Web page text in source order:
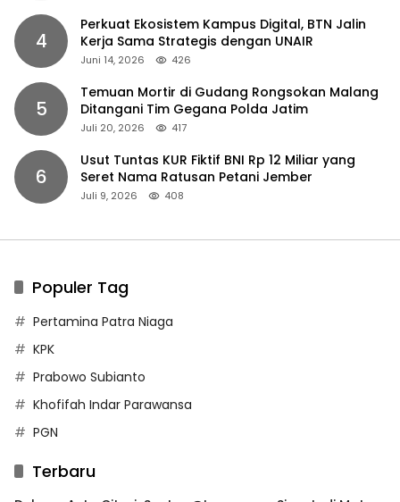
4
Perkuat Ekosistem Kampus Digital, BTN Jalin
Kerja Sama Strategis dengan UNAIR
Juni 14, 2026 426
5
Temuan Mortir di Gudang Rongsokan Malang
Ditangani Tim Gegana Polda Jatim
Juli 20, 2026 417
6
Usut Tuntas KUR Fiktif BNI Rp 12 Miliar yang
Seret Nama Ratusan Petani Jember
Juli 9, 2026 408
Populer Tag
Pertamina Patra Niaga
KPK
Prabowo Subianto
Khofifah Indar Parawansa
PGN
Terbaru